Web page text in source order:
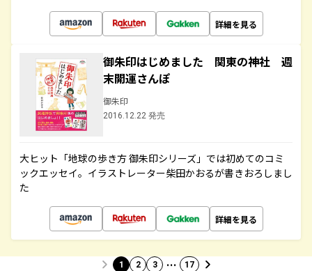
詳細を見る
御朱印はじめました 関東の神社 週
末開運さんぽ
御朱印
2016.12.22 発売
大ヒット「地球の歩き方 御朱印シリーズ」では初めてのコミ
ックエッセイ。イラストレーター柴田かおるが書きおろしまし
た
詳細を見る
1 2 3 … 17